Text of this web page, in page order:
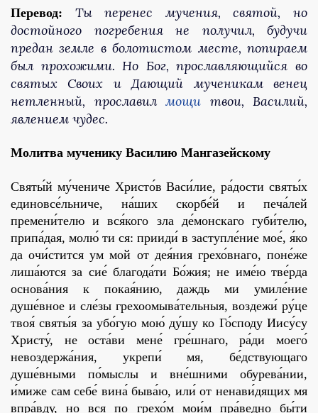
Перевод:
Ты перенес мучения, святой, но
достойного погребения не получил, будучи
предан земле в болотистом месте, попираем
был прохожими. Но Бог, прославляющийся во
святых Своих и Дающий мученикам венец
нетленный, прославил мощи твои, Василий,
явлением чудес.
Молитва мученику Василию Мангазейскому
Святы́й му́чениче Христо́в Васи́лие, ра́дости святы́х
единовсе́льниче, на́ших скорбе́й и печа́лей
премени́телю и вся́кого зла де́монскаго губи́телю,
припа́дая, молю́ ти ся: прииди́ в заступле́ние мое́, я́ко
да очи́стится ум мой от дея́ния грехо́внаго, поне́же
лиша́ются за сие́ благода́ти Бо́жия; не име́ю тве́рда
основа́ния к покая́нию, даждь ми умиле́ние
душе́вное и сле́зы грехоомыва́тельныя, воздежи́ ру́це
твоя́ святы́я за убо́гую мою́ ду́шу ко Го́споду Иису́су
Христу́, не оста́ви мене́ гре́шнаго, ра́ди моего́
невоздержа́ния, укрепи́ мя, бе́дствующаго
душе́вными по́мыслы и вне́шними обурева́нии,
и́миже сам себе́ вина́ быва́ю, или́ от ненави́дящих мя
впра́вду, но вся по грехо́м мои́м пра́ведно бы́ти